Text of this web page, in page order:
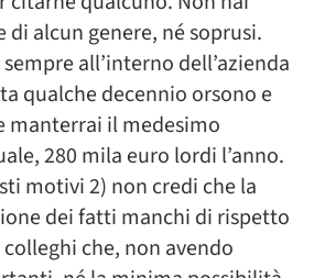
alcun genere, né soprusi.
all’interno dell’azienda
qualche decennio orsono e
manterrai il medesimo
280 mila euro lordi l’anno.
motivi 2) non credi che la
dei fatti manchi di rispetto
che, non avendo